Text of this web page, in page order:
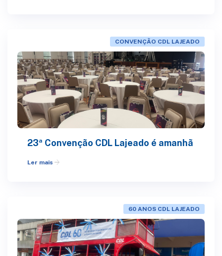
CONVENÇÃO CDL LAJEADO
23ª Convenção CDL Lajeado é amanhã
Ler mais arrow_forward
60 ANOS CDL LAJEADO